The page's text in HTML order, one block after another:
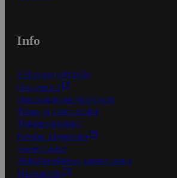
Info
S-Business yrityksille
Oiva-raportit
Osuuskauppojen yhteystiedot
Tilaus- ja toimitusehdot
Tietosuojakäytäntö
Palvelun käyttöehdot
Saavutettavuus
Mobiilisovelluksen saavutettavuus
Mainostajalle